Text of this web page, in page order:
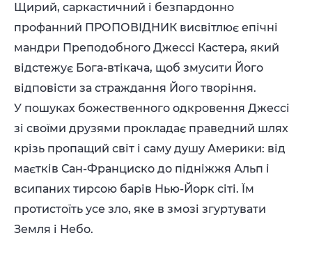
Щирий, саркастичний і безпардонно
профанний ПРОПОВІДНИК висвітлює епічні
мандри Преподобного Джессі Кастера, який
відстежує Бога-втікача, щоб змусити Його
відповісти за страждання Його творіння.
У пошуках божественного одкровення Джессі
зі своїми друзями прокладає праведний шлях
крізь пропащий світ і саму душу Америки: від
маєтків Сан-Франциско до підніжжя Альп і
всипаних тирсою барів Нью-Йорк сіті. Їм
протистоїть усе зло, яке в змозі згуртувати
Земля і Небо.